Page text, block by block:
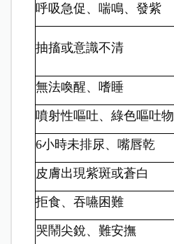
呼吸急促、喘鳴、發紫
抽搐或意識不清
無法喚醒、嗜睡
噴射性嘔吐、綠色嘔吐物
6小時未排尿、嘴唇乾
皮膚出現紫斑或蒼白
拒食、吞嚥困難
哭鬧尖銳、難安撫